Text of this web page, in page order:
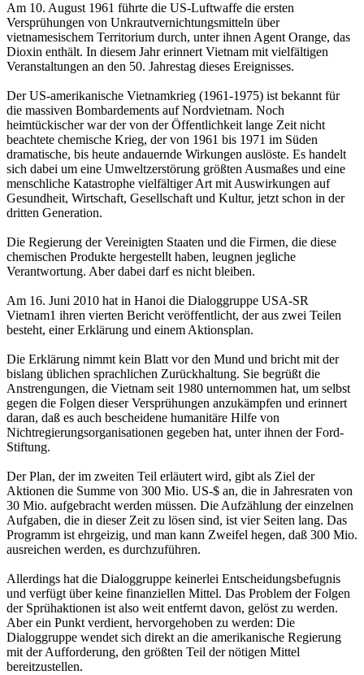
Am 10. August 1961 führte die US-Luftwaffe die ersten
Versprühungen von Unkrautvernichtungsmitteln über
vietnamesischem Territorium durch, unter ihnen Agent Orange, das
Dioxin enthält. In diesem Jahr erinnert Vietnam mit vielfältigen
Veranstaltungen an den 50. Jahrestag dieses Ereignisses.
Der US-amerikanische Vietnamkrieg (1961-1975) ist bekannt für
die massiven Bombardements auf Nordvietnam. Noch
heimtückischer war der von der Öffentlichkeit lange Zeit nicht
beachtete chemische Krieg, der von 1961 bis 1971 im Süden
dramatische, bis heute andauernde Wirkungen auslöste. Es handelt
sich dabei um eine Umweltzerstörung größten Ausmaßes und eine
menschliche Katastrophe vielfältiger Art mit Auswirkungen auf
Gesundheit, Wirtschaft, Gesellschaft und Kultur, jetzt schon in der
dritten Generation.
Die Regierung der Vereinigten Staaten und die Firmen, die diese
chemischen Produkte hergestellt haben, leugnen jegliche
Verantwortung. Aber dabei darf es nicht bleiben.
Am 16. Juni 2010 hat in Hanoi die Dialoggruppe USA-SR
Vietnam1 ihren vierten Bericht veröffentlicht, der aus zwei Teilen
besteht, einer Erklärung und einem Aktionsplan.
Die Erklärung nimmt kein Blatt vor den Mund und bricht mit der
bislang üblichen sprachlichen Zurückhaltung. Sie begrüßt die
Anstrengungen, die Vietnam seit 1980 unternommen hat, um selbst
gegen die Folgen dieser Versprühungen anzukämpfen und erinnert
daran, daß es auch bescheidene humanitäre Hilfe von
Nichtregierungsorganisationen gegeben hat, unter ihnen der Ford-
Stiftung.
Der Plan, der im zweiten Teil erläutert wird, gibt als Ziel der
Aktionen die Summe von 300 Mio. US-$ an, die in Jahresraten von
30 Mio. aufgebracht werden müssen. Die Aufzählung der einzelnen
Aufgaben, die in dieser Zeit zu lösen sind, ist vier Seiten lang. Das
Programm ist ehrgeizig, und man kann Zweifel hegen, daß 300 Mio.
ausreichen werden, es durchzuführen.
Allerdings hat die Dialoggruppe keinerlei Entscheidungsbefugnis
und verfügt über keine finanziellen Mittel. Das Problem der Folgen
der Sprühaktionen ist also weit entfernt davon, gelöst zu werden.
Aber ein Punkt verdient, hervorgehoben zu werden: Die
Dialoggruppe wendet sich direkt an die amerikanische Regierung
mit der Aufforderung, den größten Teil der nötigen Mittel
bereitzustellen.